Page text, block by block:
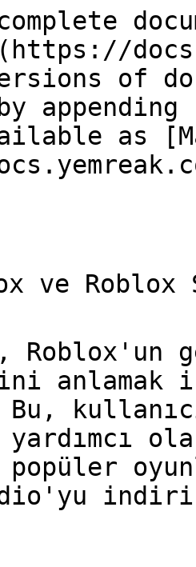
of
as
ve Roblox
Roblox'un
anlamak
yardımcı
popüler